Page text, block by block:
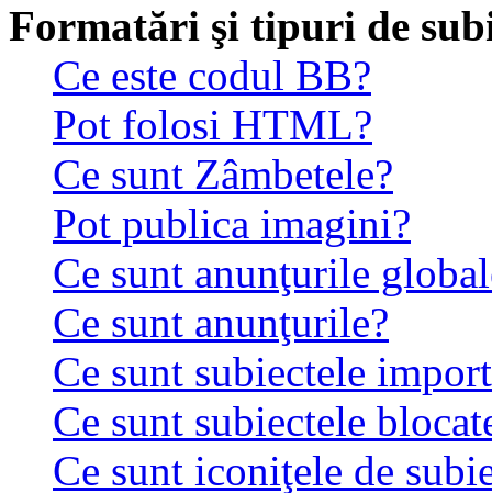
Formatări şi tipuri de
Ce este codul BB?
Pot folosi HTML?
Ce sunt Zâmbetele?
Pot publica imagini?
Ce sunt anunţurile
Ce sunt anunţurile?
Ce sunt subiectele
Ce sunt subiectele
Ce sunt iconiţele de